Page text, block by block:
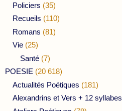
Policiers (35)
Recueils (110)
Romans (81)
Vie (25)
Santé (7)
POESIE (20 618)
Actualités Poétiques (181)
Alexandrins et Vers + 12 syllabes